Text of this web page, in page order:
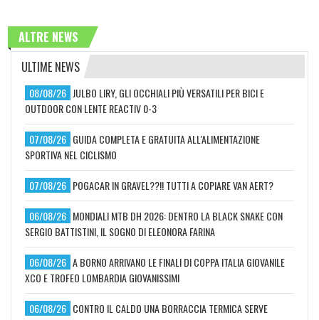
ALTRE NEWS
ULTIME NEWS
08/08/26 JULBO LIRY, GLI OCCHIALI PIÙ VERSATILI PER BICI E
OUTDOOR CON LENTE REACTIV 0-3
07/08/26 GUIDA COMPLETA E GRATUITA ALL'ALIMENTAZIONE
SPORTIVA NEL CICLISMO
07/08/26 POGACAR IN GRAVEL??!! TUTTI A COPIARE VAN AERT?
06/08/26 MONDIALI MTB DH 2026: DENTRO LA BLACK SNAKE CON
SERGIO BATTISTINI, IL SOGNO DI ELEONORA FARINA
06/08/26 A BORNO ARRIVANO LE FINALI DI COPPA ITALIA GIOVANILE
XCO E TROFEO LOMBARDIA GIOVANISSIMI
06/08/26 CONTRO IL CALDO UNA BORRACCIA TERMICA SERVE